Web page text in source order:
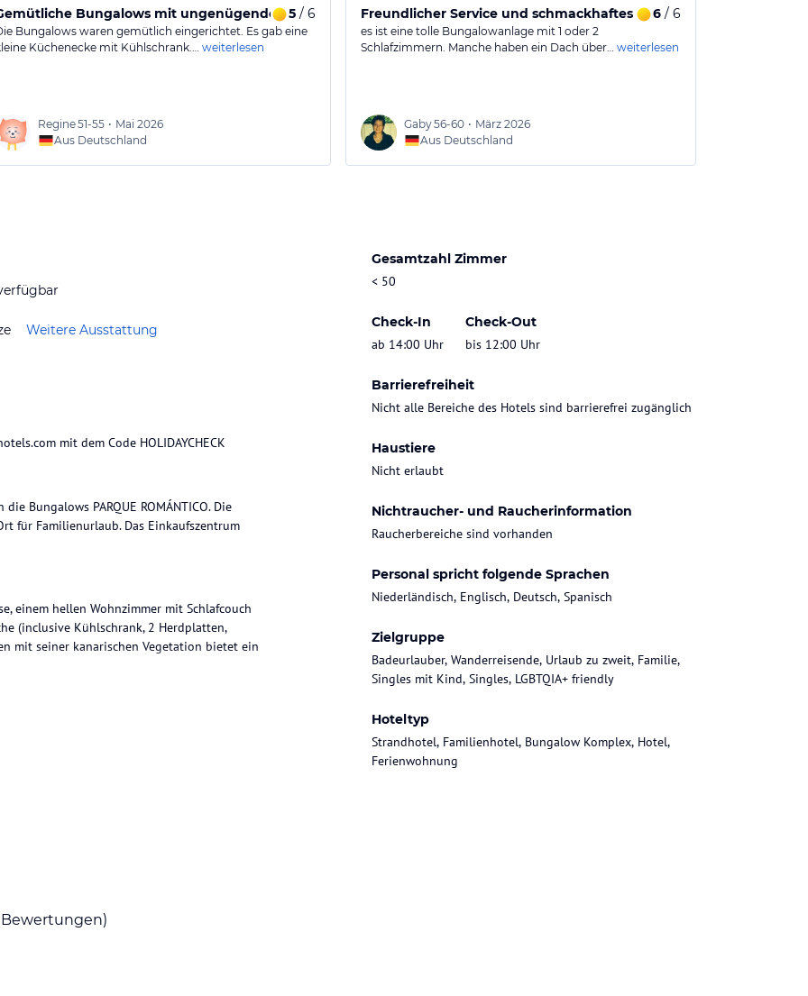
Bungalows mit ungenügendem Restaurantservice
5/ 6
Bungalows waren gemütlich eingerichtet. Es gab eine
Küchenecke mit Kühlschrank.… weiterlesen
Regine51-55 • Mai 2026
Aus Deutschland
Freundlicher Service und schmackhaftes Essen im Restaurant.
6/ 6
es ist eine tolle Bungalowanlage mit 1 oder 2
Schlafzimmern. Manche haben ein Dach über… weiterlesen
Gaby56-60 • März 2026
Aus Deutschland
Weitere Ausstattung
Gesamtzahl Zimmer
< 50
Check-In
ab 14:00 Uhr
Check-Out
bis 12:00 Uhr
Barrierefreiheit
Nicht alle Bereiche des Hotels sind barrierefrei zugänglich
Haustiere
Nicht erlaubt
Nichtraucher- und Raucherinformation
Raucherbereiche sind vorhanden
Personal spricht folgende Sprachen
Niederländisch, Englisch, Deutsch, Spanisch
Zielgruppe
Badeurlauber, Wanderreisende, Urlaub zu zweit, Familie,
Singles mit Kind, Singles, LGBTQIA+ friendly
Hoteltyp
Strandhotel, Familienhotel, Bungalow Komplex, Hotel,
Ferienwohnung
mit dem Code HOLIDAYCHECK
Bungalows PARQUE ROMÁNTICO. Die
für Familienurlaub. Das Einkaufszentrum
einem hellen Wohnzimmer mit Schlafcouch
(inclusive Kühlschrank, 2 Herdplatten,
mit seiner kanarischen Vegetation bietet ein
die verbindlichen
Bewertungen)